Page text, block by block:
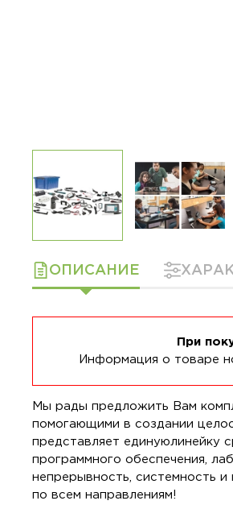
ОПИСАНИЕ
При
Информация о товаре
Мы рады предложить Вам
помогающими в создании
представляет единуюлинейку
программного обеспечения,
непрерывность, системность
по всем направлениям!